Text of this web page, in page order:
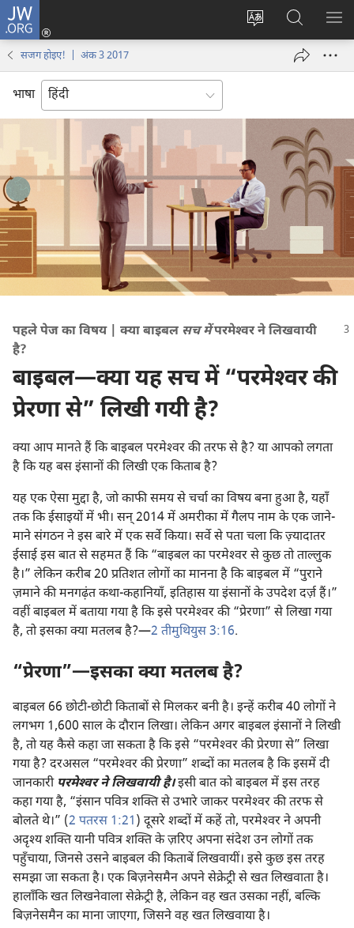
JW.ORG
वेबसाइट
लॉग-
इन
JW.ORG
पर
खोजें
मैन्यू
सजग होइए‍! | अंक 3 2017
भाषा
पहले पेज का विषय | क्या बाइबल सच मेंपरमेश्‍वर ने लिखवायी
है?
बाइबल—क्या यह सच में “परमेश्‍वर की
प्रेरणा से” लिखी गयी है?
क्या आप मानते हैं कि बाइबल परमेश्‍वर की तरफ से है? या आपको लगता
है कि यह बस इंसानों की लिखी एक किताब है?
यह एक ऐसा मुद्दा है, जो काफी समय से चर्चा का विषय बना हुआ है, यहाँ
तक कि ईसाइयों में भी। सन्‌ 2014 में अमरीका में गैलप नाम के एक जाने-
माने संगठन ने इस बारे में एक सर्वे किया। सर्वे से पता चला कि ज़्यादातर
ईसाई इस बात से सहमत हैं कि “बाइबल का परमेश्‍वर से कुछ तो ताल्लुक
है।” लेकिन करीब 20 प्रतिशत लोगों का मानना है कि बाइबल में “पुराने
ज़माने की मनगढ़ंत कथा-कहानियाँ, इतिहास या इंसानों के उपदेश दर्ज़ हैं।”
वहीं बाइबल में बताया गया है कि इसे परमेश्‍वर की “प्रेरणा” से लिखा गया
है, तो इसका क्या मतलब है?—2 तीमुथियुस 3:16.
“प्रेरणा”—इसका क्या मतलब है?
बाइबल 66 छोटी-छोटी किताबों से मिलकर बनी है। इन्हें करीब 40 लोगों ने
लगभग 1,600 साल के दौरान लिखा। लेकिन अगर बाइबल इंसानों ने लिखी
है, तो यह कैसे कहा जा सकता है कि इसे “परमेश्‍वर की प्रेरणा से” लिखा
गया है? दरअसल “परमेश्‍वर की प्रेरणा” शब्दों का मतलब है कि इसमें दी
जानकारी परमेश्‍वर ने लिखवायी है।इसी बात को बाइबल में इस तरह
कहा गया है, “इंसान पवित्र शक्‍ति से उभारे जाकर परमेश्‍वर की तरफ से
बोलते थे।” (2 पतरस 1:21) दूसरे शब्दों में कहें तो, परमेश्‍वर ने अपनी
अदृश्‍य शक्‍ति यानी पवित्र शक्‍ति के ज़रिए अपना संदेश उन लोगों तक
पहुँचाया, जिनसे उसने बाइबल की किताबें लिखवायीं। इसे कुछ इस तरह
समझा जा सकता है। एक बिज़नेसमैन अपने सेक्रेट्री से खत लिखवाता है।
हालाँकि खत लिखनेवाला सेक्रेट्री है, लेकिन वह खत उसका नहीं, बल्कि
बिज़नेसमैन का माना जाएगा, जिसने वह खत लिखवाया है।